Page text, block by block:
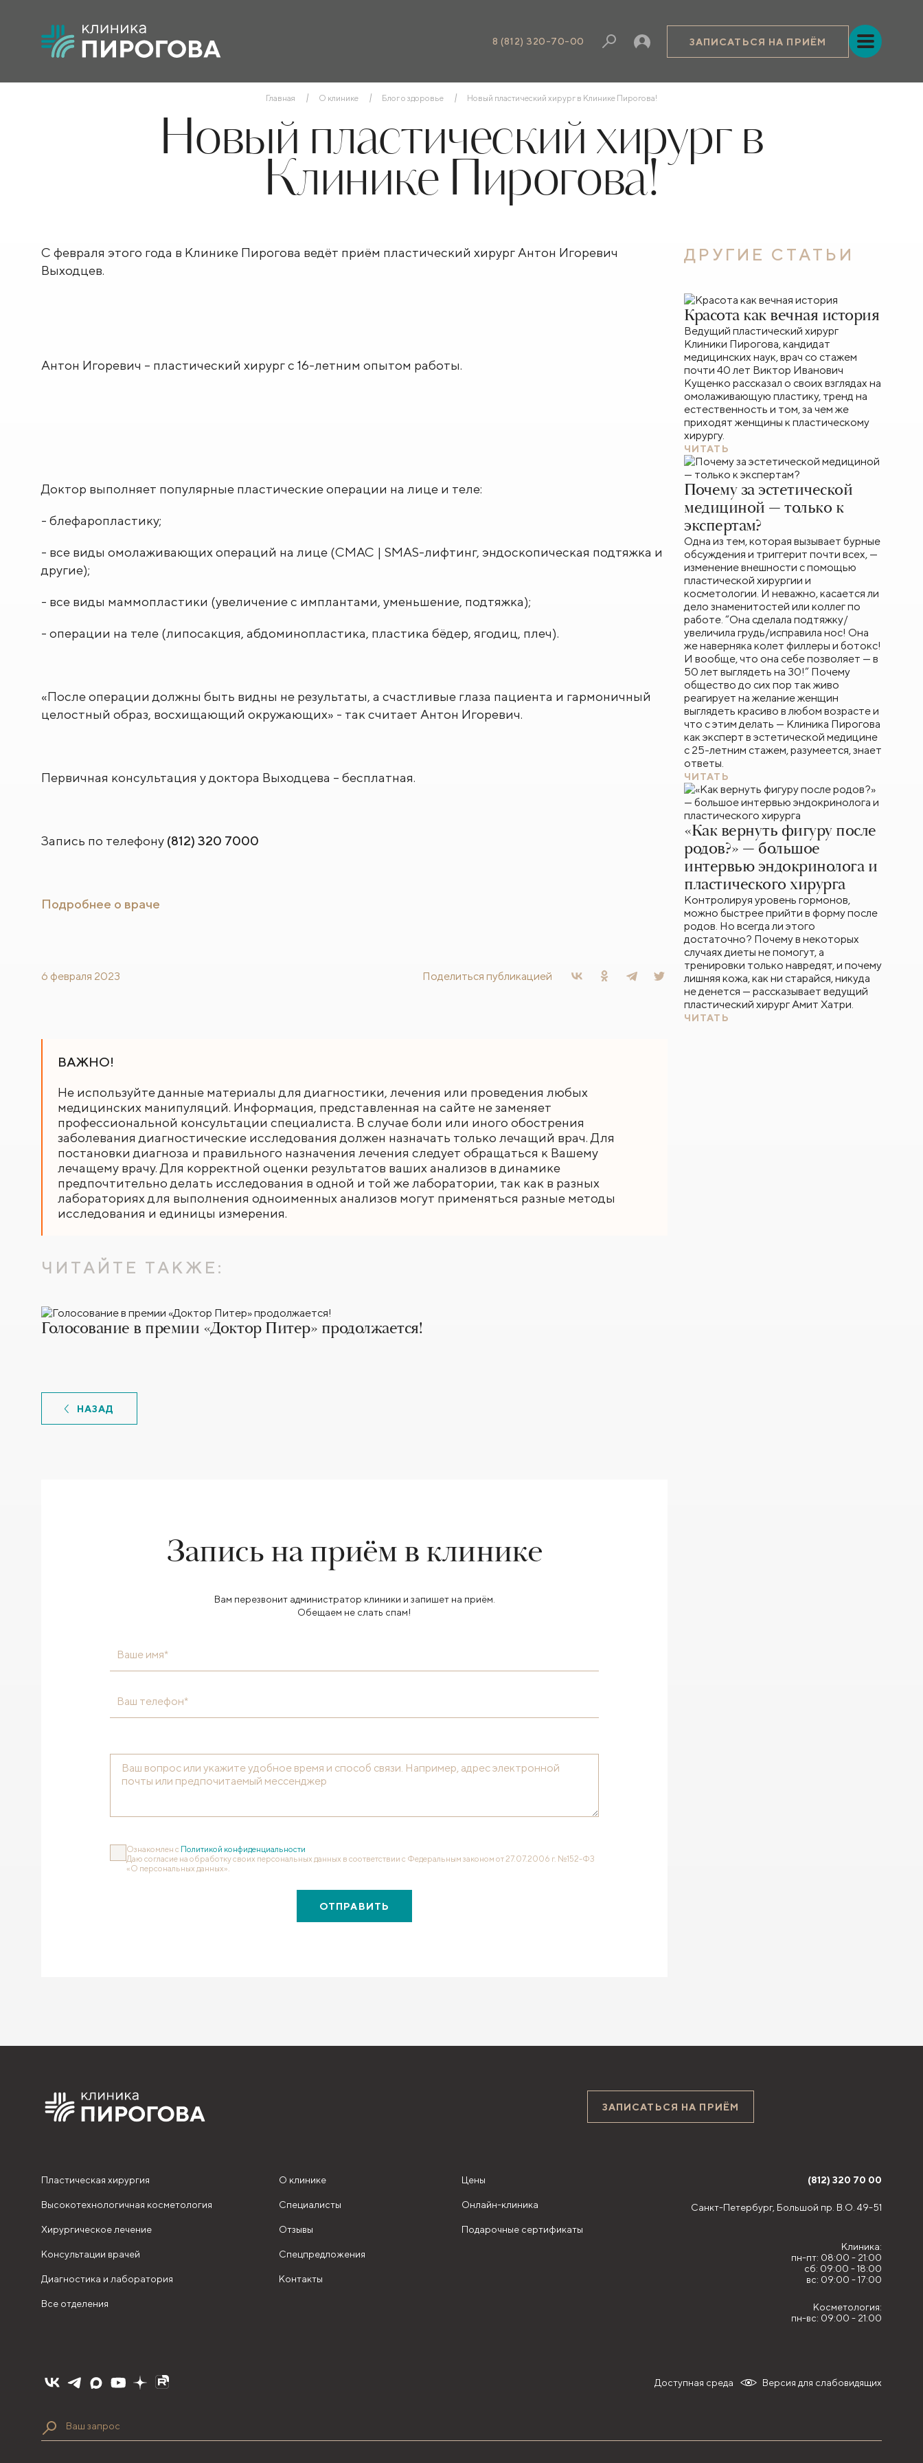
8 (812) 320-70-00 ЗАПИСАТЬСЯ НА ПРИЁМ
Главная О клинике Блог о здоровье Новый пластический хирург в Клинике Пирогова!
Новый пластический хирург в
Клинике Пирогова!
С февраля этого года в Клинике Пирогова ведёт приём пластический хирург Антон Игоревич
Выходцев.
Антон Игоревич – пластический хирург с 16-летним опытом работы.
Доктор выполняет популярные пластические операции на лице и теле:
- блефаропластику;
- все виды омолаживающих операций на лице (СМАС | SMAS-лифтинг, эндоскопическая подтяжка и
другие);
- все виды маммопластики (увеличение с имплантами, уменьшение, подтяжка);
- операции на теле (липосакция, абдоминопластика, пластика бёдер, ягодиц, плеч).
«После операции должны быть видны не результаты, а счастливые глаза пациента и гармоничный
целостный образ, восхищающий окружающих» - так считает Антон Игоревич.
Первичная консультация у доктора Выходцева – бесплатная.
Запись по телефону (812) 320 7000
Подробнее о враче
6 февраля 2023 Поделиться публикацией
ВАЖНО!
Не используйте данные материалы для диагностики, лечения или проведения любых
медицинских манипуляций. Информация, представленная на сайте не заменяет
профессиональной консультации специалиста. В случае боли или иного обострения
заболевания диагностические исследования должен назначать только лечащий врач. Для
постановки диагноза и правильного назначения лечения следует обращаться к Вашему
лечащему врачу. Для корректной оценки результатов ваших анализов в динамике
предпочтительно делать исследования в одной и той же лаборатории, так как в разных
лабораториях для выполнения одноименных анализов могут применяться разные методы
исследования и единицы измерения.
ЧИТАЙТЕ ТАКЖЕ:
Голосование в премии «Доктор Питер» продолжается!
НАЗАД
Запись на приём в клинике
Вам перезвонит администратор клиники и запишет на приём.
Обещаем не слать спам!
Ваше имя*
Ваш телефон*
Ознакомлен с Политикой конфиденциальности
Даю согласие на обработку своих персональных данных в соответствии с Федеральным законом от 27.07.2006 г. №152-ФЗ
«О персональных данных».
ОТПРАВИТЬ
ДРУГИЕ СТАТЬИ
Красота как вечная история
Ведущий пластический хирург
Клиники Пирогова, кандидат
медицинских наук, врач со стажем
почти 40 лет Виктор Иванович
Кущенко рассказал о своих взглядах на
омолаживающую пластику, тренд на
естественность и том, за чем же
приходят женщины к пластическому
хирургу.
ЧИТАТЬ
Почему за эстетической
медициной — только к
экспертам?
Одна из тем, которая вызывает бурные
обсуждения и триггерит почти всех, —
изменение внешности с помощью
пластической хирургии и
косметологии. И неважно, касается ли
дело знаменитостей или коллег по
работе. “Она сделала подтяжку/
увеличила грудь/исправила нос! Она
же наверняка колет филлеры и ботокс!
И вообще, что она себе позволяет — в
50 лет выглядеть на 30!” Почему
общество до сих пор так живо
реагирует на желание женщин
выглядеть красиво в любом возрасте и
что с этим делать — Клиника Пирогова
как эксперт в эстетической медицине
с 25-летним стажем, разумеется, знает
ответы.
ЧИТАТЬ
«Как вернуть фигуру после
родов?» — большое
интервью эндокринолога и
пластического хирурга
Контролируя уровень гормонов,
можно быстрее прийти в форму после
родов. Но всегда ли этого
достаточно? Почему в некоторых
случаях диеты не помогут, а
тренировки только навредят, и почему
лишняя кожа, как ни старайся, никуда
не денется — рассказывает ведущий
пластический хирург Амит Хатри.
ЧИТАТЬ
ЗАПИСАТЬСЯ НА ПРИЁМ
Пластическая хирургия
Высокотехнологичная косметология
Хирургическое лечение
Консультации врачей
Диагностика и лаборатория
Все отделения
О клинике
Специалисты
Отзывы
Спецпредложения
Контакты
Цены
Онлайн-клиника
Подарочные сертификаты
(812) 320 70 00
Санкт-Петербург, Большой пр. В.О. 49-51
Клиника:
пн-пт: 08:00 - 21:00
сб: 09:00 - 18:00
вс: 09:00 - 17:00
Косметология:
пн-вс: 09:00 - 21:00
Версия для слабовидящих
Доступная среда